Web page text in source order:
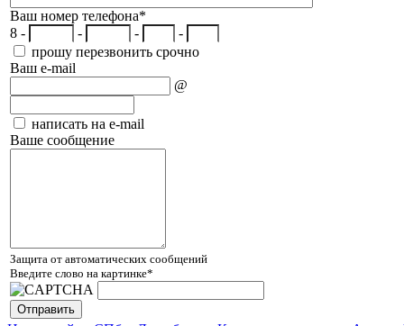
Ваш номер телефона*
8 -
- -
-
прошу перезвонить срочно
Ваш e-mail
@
написать на e-mail
Ваше сообщение
Защита от автоматических сообщений
Введите слово на картинке*